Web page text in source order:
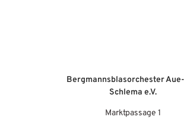
Bergmannsblasorchester
Schlema e.V.
Marktpassage 1